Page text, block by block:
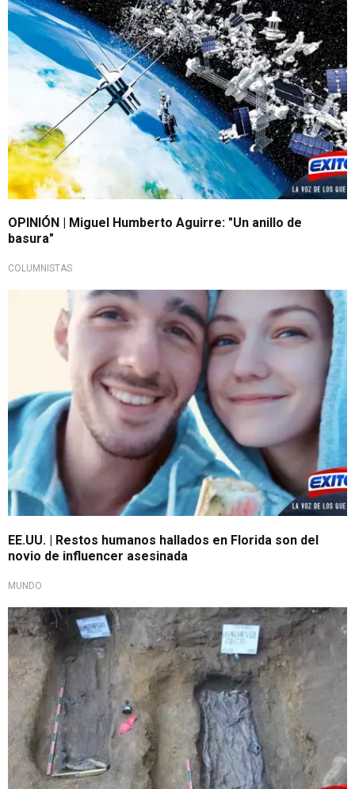
OPINIÓN | Miguel Humberto Aguirre: "Un anillo de
basura"
COLUMNISTAS
EE.UU. | Restos humanos hallados en Florida son del
novio de influencer asesinada
MUNDO